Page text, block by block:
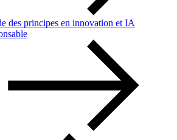
des principes en innovation et IA